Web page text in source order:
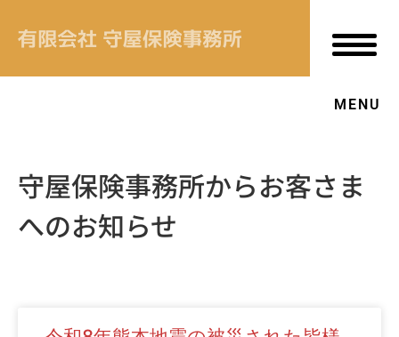
MENU
守屋保険事務所からお客さま
へのお知らせ
新着情報
OUR VALUE
お客様本位の業務運営方針